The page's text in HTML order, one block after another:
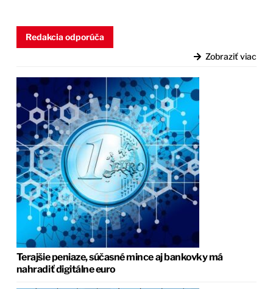
Redakcia odporúča
Zobraziť viac
Terajšie peniaze, súčasné mince aj bankovky má
nahradiť digitálne euro